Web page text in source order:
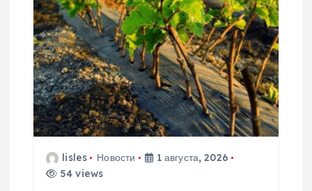
я
п
о
з
lisles Новости
1 августа, 2026
54 views